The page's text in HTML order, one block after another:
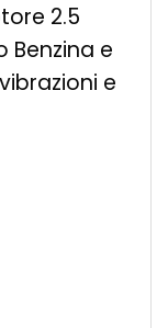
2.5
Benzina e
e